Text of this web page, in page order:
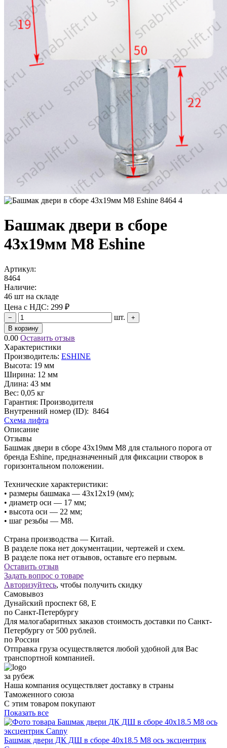
Башмак двери в сборе
43х19мм M8 Eshine
Артикул:
8464
Наличие:
46 шт на складе
Цена с НДС: 299 ₽
− шт.
+
В корзину
0.00 Оставить отзыв
Характеристики
Производитель: ESHINE
Высота: 19 мм
Ширина: 12 мм
Длина: 43 мм
Вес: 0,05 кг
Гарантия: Производителя
Внутренний номер (ID): 8464
Схема лифта
Описание
Отзывы
Башмак двери в сборе 43х19мм M8 для стального порога от
бренда Eshine, предназначенный для фиксации створок в
горизонтальном положении.
Технические характеристики:
• размеры башмака — 43х12х19 (мм);
• диаметр оси — 17 мм;
• высота оси — 22 мм;
• шаг резьбы — М8.
Страна производства — Китай.
В разделе пока нет документации, чертежей и схем.
В разделе пока нет отзывов, оставьте его первым.
Оставить отзыв
Задать вопрос о товаре
Авторизуйтесь, чтобы получить скидку
Самовывоз
Дунайский проспект 68, Е
по Санкт-Петербургу
Для малогабаритных заказов стоимость доставки по Санкт-
Петербургу от 500 рублей.
по России
Отправка груза осуществляется любой удобной для Вас
транспортной компанией.
за рубеж
Наша компания осуществляет доставку в страны
Таможенного союза
С этим товаром покупают
Показать все
Башмак двери ДК ДШ в сборе 40х18.5 M8 ось эксцентрик